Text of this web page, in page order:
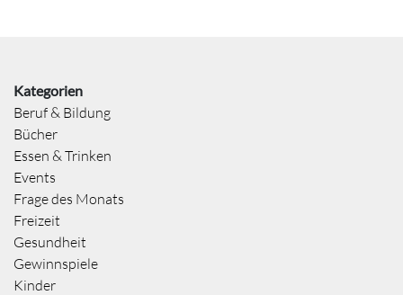
Kategorien
Beruf & Bildung
Bücher
Essen & Trinken
Events
Frage des Monats
Freizeit
Gesundheit
Gewinnspiele
Kinder